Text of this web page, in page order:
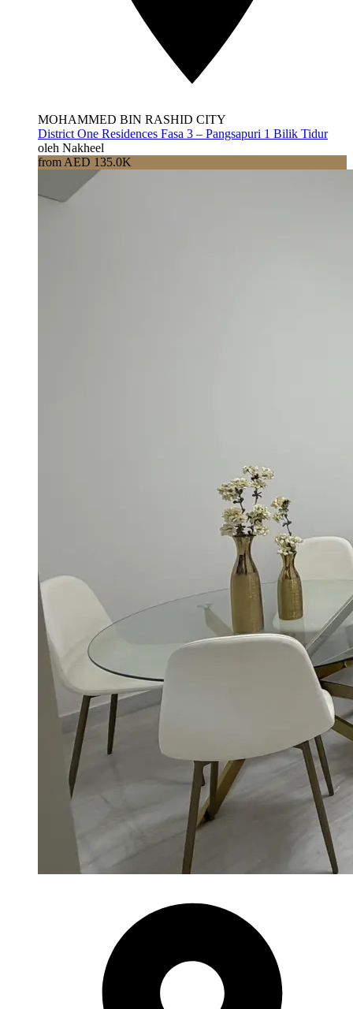
MOHAMMED BIN RASHID CITY
District One Residences Fasa 3 – Pangsapuri 1 Bilik Tidur
oleh Nakheel
from AED 135.0K